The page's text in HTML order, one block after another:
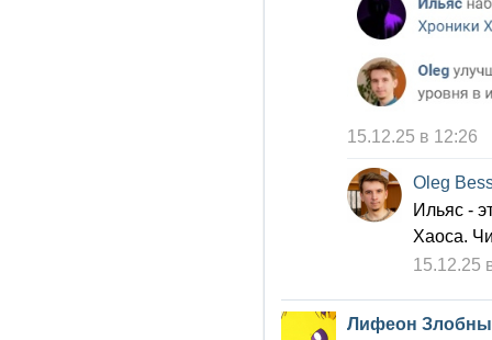
15.12.25 в 12:26
Oleg
Ильяс -
Хаоса.
15.12.25
Лифеон